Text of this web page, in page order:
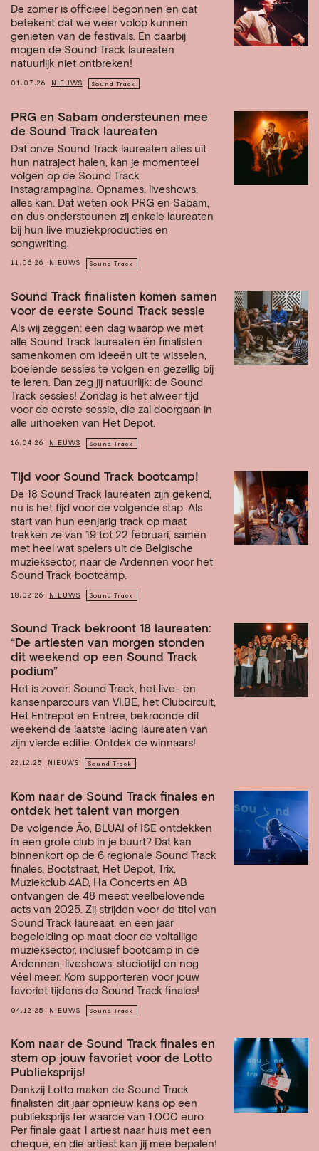
De zomer is officieel begonnen en dat
betekent dat we weer volop kunnen
genieten van de festivals. En daarbij
mogen de Sound Track laureaten
natuurlijk niet ontbreken!
01.07.26 NIEUWS Sound Track
PRG en Sabam ondersteunen mee
de Sound Track laureaten
Dat onze Sound Track laureaten alles uit
hun natraject halen, kan je momenteel
volgen op de Sound Track
instagrampagina. Opnames, liveshows,
alles kan. Dat weten ook PRG en Sabam,
en dus ondersteunen zij enkele laureaten
bij hun live muziekproducties en
songwriting.
11.06.26 NIEUWS Sound Track
Sound Track finalisten komen samen
voor de eerste Sound Track sessie
Als wij zeggen: een dag waarop we met
alle Sound Track laureaten én finalisten
samenkomen om ideeën uit te wisselen,
boeiende sessies te volgen en gezellig bij
te leren. Dan zeg jij natuurlijk: de Sound
Track sessies! Zondag is het alweer tijd
voor de eerste sessie, die zal doorgaan in
alle uithoeken van Het Depot.
16.04.26 NIEUWS Sound Track
Tijd voor Sound Track bootcamp!
De 18 Sound Track laureaten zijn gekend,
nu is het tijd voor de volgende stap. Als
start van hun eenjarig track op maat
trekken ze van 19 tot 22 februari, samen
met heel wat spelers uit de Belgische
muzieksector, naar de Ardennen voor het
Sound Track bootcamp.
18.02.26 NIEUWS Sound Track
Sound Track bekroont 18 laureaten:
“De artiesten van morgen stonden
dit weekend op een Sound Track
podium”
Het is zover: Sound Track, het live- en
kansenparcours van VI.BE, het Clubcircuit,
Het Entrepot en Entree, bekroonde dit
weekend de laatste lading laureaten van
zijn vierde editie. Ontdek de winnaars!
22.12.25 NIEUWS Sound Track
Kom naar de Sound Track finales en
ontdek het talent van morgen
De volgende Ão, BLUAI of ISE ontdekken
in een grote club in je buurt? Dat kan
binnenkort op de 6 regionale Sound Track
finales. Bootstraat, Het Depot, Trix,
Muziekclub 4AD, Ha Concerts en AB
ontvangen de 48 meest veelbelovende
acts van 2025. Zij strijden voor de titel van
Sound Track laureaat, en een jaar
begeleiding op maat door de voltallige
muzieksector, inclusief bootcamp in de
Ardennen, liveshows, studiotijd en nog
véel meer. Kom supporteren voor jouw
favoriet tijdens de Sound Track finales!
04.12.25 NIEUWS Sound Track
Kom naar de Sound Track finales en
stem op jouw favoriet voor de Lotto
Publieksprijs!
Dankzij Lotto maken de Sound Track
finalisten dit jaar opnieuw kans op een
publieksprijs ter waarde van 1.000 euro.
Per finale gaat 1 artiest naar huis met een
cheque, en die artiest kan jij mee bepalen!